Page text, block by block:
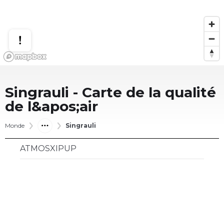
Singrauli - Carte de la qualité
de l&apos;air
Monde Singrauli
ATMOSXIPUP